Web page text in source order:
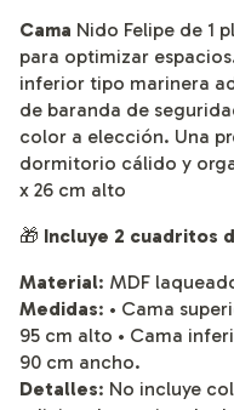
Cama Nido Felipe de 1
para optimizar
inferior tipo marinera
de baranda de
color a elección. Una
dormitorio cálido y
x 26 cm alto
🎁 Incluye 2 cuadritos
Material: MDF
Medidas: • Cama
95 cm alto • Cama
90 cm ancho.
Detalles: No incluye